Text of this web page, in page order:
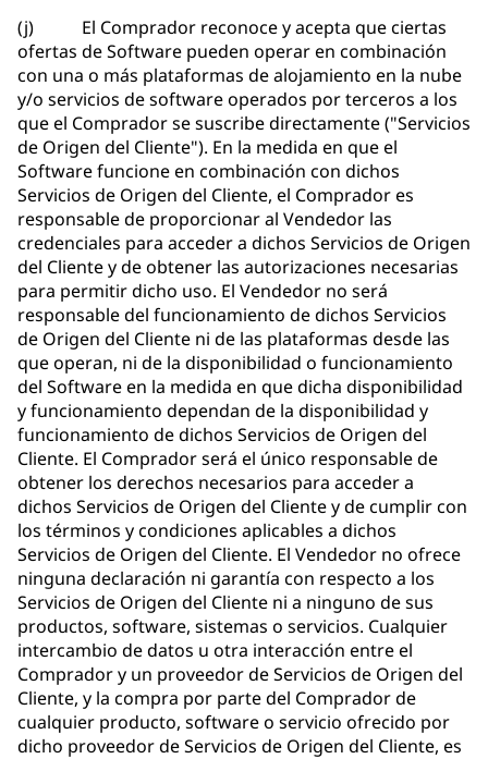
(j) El Comprador reconoce y acepta que ciertas
ofertas de Software pueden operar en combinación
con una o más plataformas de alojamiento en la nube
y/o servicios de software operados por terceros a los
que el Comprador se suscribe directamente ("Servicios
de Origen del Cliente"). En la medida en que el
Software funcione en combinación con dichos
Servicios de Origen del Cliente, el Comprador es
responsable de proporcionar al Vendedor las
credenciales para acceder a dichos Servicios de Origen
del Cliente y de obtener las autorizaciones necesarias
para permitir dicho uso. El Vendedor no será
responsable del funcionamiento de dichos Servicios
de Origen del Cliente ni de las plataformas desde las
que operan, ni de la disponibilidad o funcionamiento
del Software en la medida en que dicha disponibilidad
y funcionamiento dependan de la disponibilidad y
funcionamiento de dichos Servicios de Origen del
Cliente. El Comprador será el único responsable de
obtener los derechos necesarios para acceder a
dichos Servicios de Origen del Cliente y de cumplir con
los términos y condiciones aplicables a dichos
Servicios de Origen del Cliente. El Vendedor no ofrece
ninguna declaración ni garantía con respecto a los
Servicios de Origen del Cliente ni a ninguno de sus
productos, software, sistemas o servicios. Cualquier
intercambio de datos u otra interacción entre el
Comprador y un proveedor de Servicios de Origen del
Cliente, y la compra por parte del Comprador de
cualquier producto, software o servicio ofrecido por
dicho proveedor de Servicios de Origen del Cliente, es